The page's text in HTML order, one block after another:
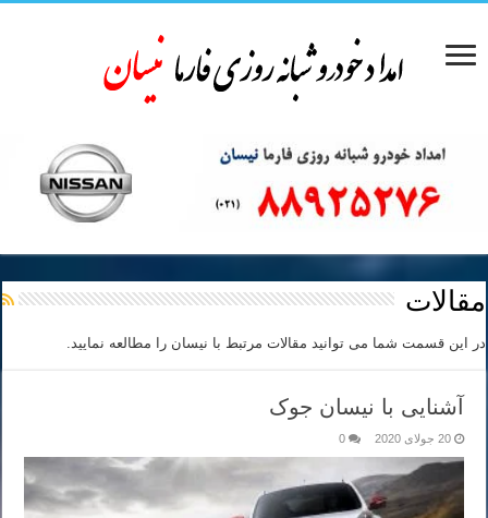
مقالات
در این قسمت شما می توانید مقالات مرتبط با نیسان را مطالعه نمایید.
آشنایی با نیسان جوک
20 جولای 2020 0